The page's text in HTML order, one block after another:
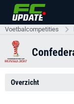
Voetbalcompetities
Overzicht